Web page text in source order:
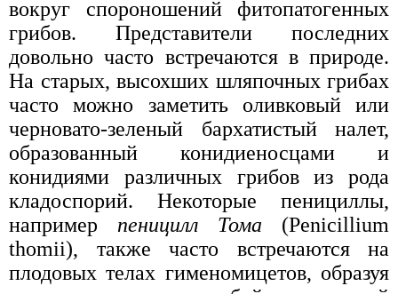
вокруг спороношений фитопатогенных
грибов. Представители последних
довольно часто встречаются в природе.
На старых, высохших шляпочных грибах
часто можно заметить оливковый или
черновато-зеленый бархатистый налет,
образованный конидиеносцами и
конидиями различных грибов из рода
кладоспорий. Некоторые пенициллы,
например пеницилл Тома (Penicillium
thomii), также часто встречаются на
плодовых телах гименомицетов, образуя